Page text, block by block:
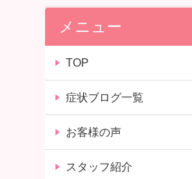
メニュー
TOP
症状ブログ一覧
お客様の声
スタッフ紹介